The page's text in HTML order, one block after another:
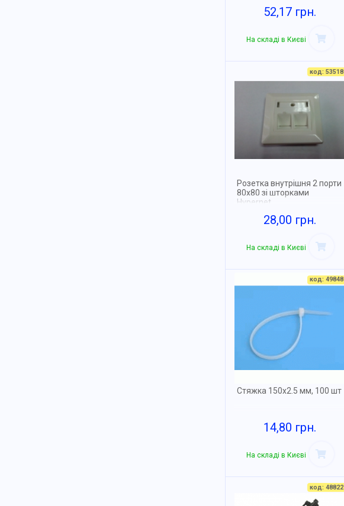
52,17 грн.
На складі в Києві
код: 53518
Розетка внутрішня 2 порти
80х80 зі шторками
Hypernet
28,00 грн.
На складі в Києві
код: 49848
Стяжка 150х2.5 мм, 100 шт
14,80 грн.
На складі в Києві
код: 48822